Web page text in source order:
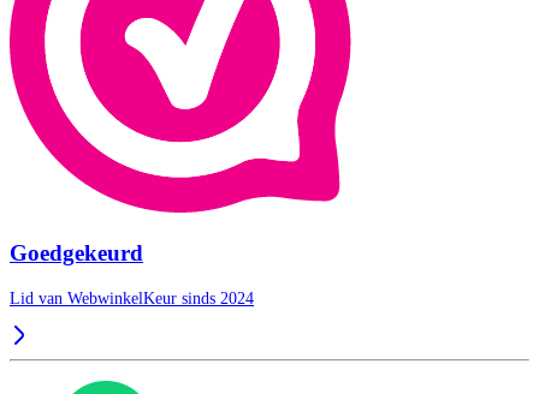
Goedgekeurd
Lid van WebwinkelKeur sinds 2024